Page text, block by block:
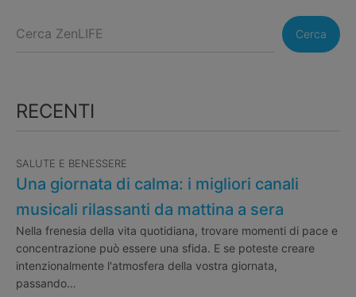
Cerca
RECENTI
SALUTE E BENESSERE
Una giornata di calma: i migliori canali
musicali rilassanti da mattina a sera
Nella frenesia della vita quotidiana, trovare momenti di pace e
concentrazione può essere una sfida. E se poteste creare
intenzionalmente l'atmosfera della vostra giornata,
passando…